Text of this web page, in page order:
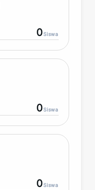
0Siswa
0Siswa
0Siswa